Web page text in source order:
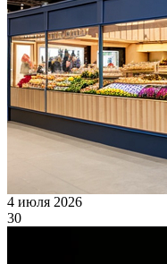
4 июля 2026
30